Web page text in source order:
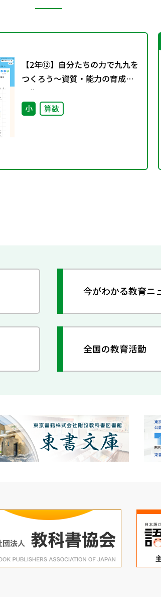
【2年⑫】自分たちの力で九九を
つくろう～資質・能力の育成を
目指して～
小 算数
今がわかる教育ニ
全国の教育活動